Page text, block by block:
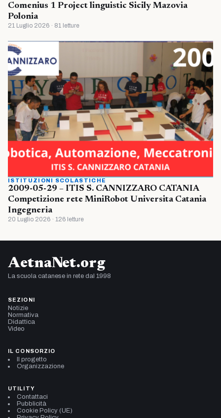
Comenius 1 Project linguistic Sicily Mazovia
Polonia
21 Luglio 2026 · 81 letture
ISTITUZIONI SCOLASTICHE
2009-05-29 – ITIS S. CANNIZZARO CATANIA
Competizione rete MiniRobot Universita Catania
Ingegneria
20 Luglio 2026 · 126 letture
AetnaNet.org
La scuola catanese in rete dal 1998
SEZIONI
Notizie
Normativa
Didattica
Video
IL CONSORZIO
Il progetto
Organizzazione
UTILITY
Contattaci
Pubblicità
Cookie Policy (UE)